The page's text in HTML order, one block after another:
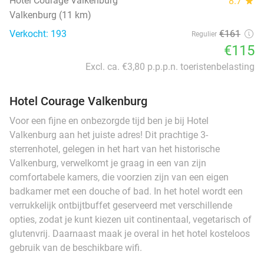
Valkenburg (11 km)
Verkocht: 193
Regulier €161
€115
Excl. ca. €3,80 p.p.p.n. toeristenbelasting
Hotel Courage Valkenburg
Voor een fijne en onbezorgde tijd ben je bij Hotel
Valkenburg aan het juiste adres! Dit prachtige 3-
sterrenhotel, gelegen in het hart van het historische
Valkenburg, verwelkomt je graag in een van zijn
comfortabele kamers, die voorzien zijn van een eigen
badkamer met een douche of bad. In het hotel wordt een
verrukkelijk ontbijtbuffet geserveerd met verschillende
opties, zodat je kunt kiezen uit continentaal, vegetarisch of
glutenvrij. Daarnaast maak je overal in het hotel kosteloos
gebruik van de beschikbare wifi.